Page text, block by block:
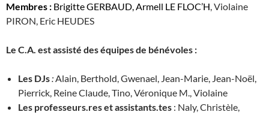
Membres : Brigitte GERBAUD, Armell LE FLOC’H, Violaine
PIRON, Eric HEUDES
Le C.A. est assisté des équipes de bénévoles :
Les DJs:Alain, Berthold, Gwenael, Jean-Marie, Jean-Noël,
Pierrick, Reine Claude, Tino, Véronique M., Violaine
Les professeurs.res et assistants.tes : Naly, Christèle,